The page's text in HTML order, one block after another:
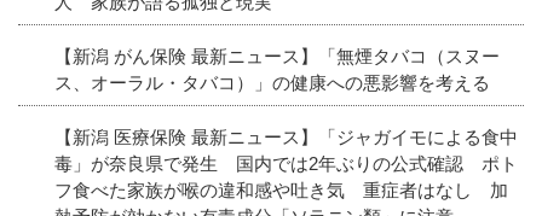
【新潟 がん保険 最新ニュース】「無煙タバコ（スヌー
ス、オーラル・タバコ）」の健康への悪影響を考える
【新潟 医療保険 最新ニュース】「ジャガイモによる食中
毒」が奈良県で発生 国内では2年ぶりの公式確認 ポト
フ食べた家族が喉の違和感や吐き気 重症者はなし 加